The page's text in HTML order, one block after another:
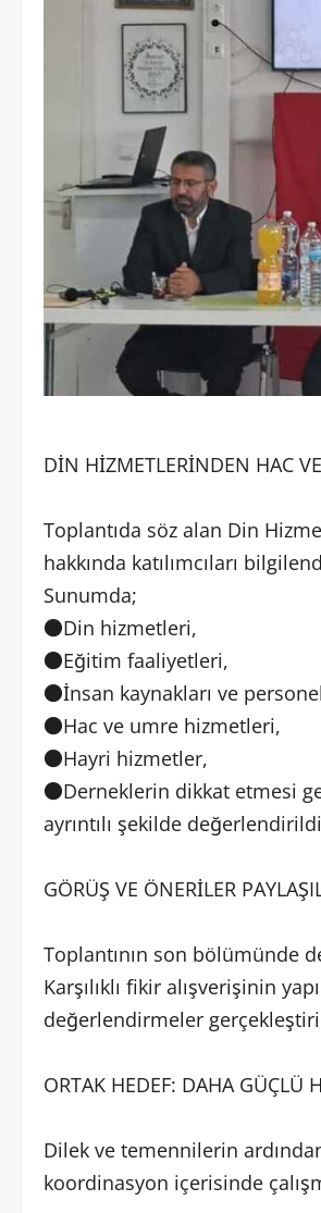
DİN HİZMETLERİNDEN HAC
Toplantıda söz alan Din
hakkında katılımcıları
Sunumda;
●Din hizmetleri,
●Eğitim faaliyetleri,
●İnsan kaynakları ve
●Hac ve umre hizmetleri,
●Hayri hizmetler,
●Derneklerin dikkat etmesi
ayrıntılı şekilde
GÖRÜŞ VE ÖNERİLER
Toplantının son bölümünde
Karşılıklı fikir alışverişinin
değerlendirmeler
ORTAK HEDEF: DAHA GÜÇLÜ
Dilek ve temennilerin
koordinasyon içerisinde